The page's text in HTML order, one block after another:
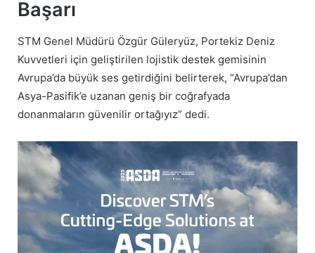
Başarı
STM Genel Müdürü Özgür Güleryüz, Portekiz Deniz
Kuvvetleri için geliştirilen lojistik destek gemisinin
Avrupa’da büyük ses getirdiğini belirterek, “Avrupa’dan
Asya-Pasifik’e uzanan geniş bir coğrafyada
donanmaların güvenilir ortağıyız” dedi.